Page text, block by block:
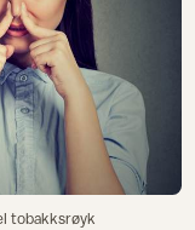
tobakksrøyk